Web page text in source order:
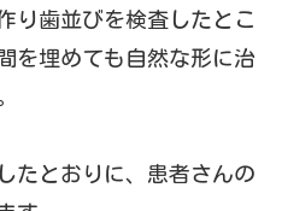
り歯並びを検査したとこ
を埋めても自然な形に治
たとおりに、患者さんの